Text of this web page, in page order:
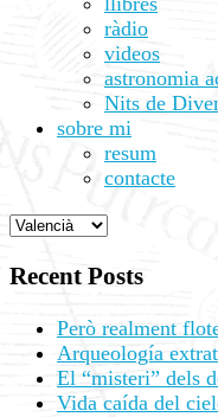
ràdio
videos
astronomia
Nits de
sobre mi
resum
contacte
Recent Posts
Però realment
Arqueología
El “misteri” dels
Vida caída del